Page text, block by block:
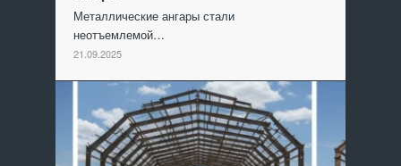
Металлические ангары стали
неотъемлемой…
21.09.2025